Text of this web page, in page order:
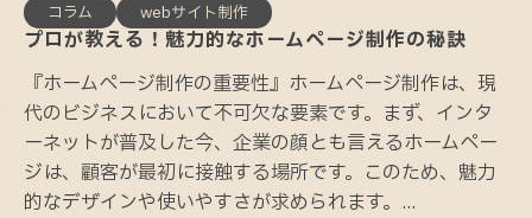
プロが教える！魅力的なホームページ制作の秘訣
コラム
webサイト制作
『ホームページ制作の重要性』ホームページ制作は、現
代のビジネスにおいて不可欠な要素です。まず、インタ
ーネットが普及した今、企業の顔とも言えるホームペー
ジは、顧客が最初に接触する場所です。このため、魅力
的なデザインや使いやすさが求められます。...